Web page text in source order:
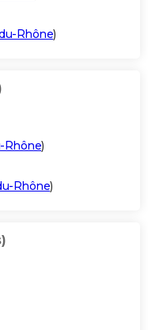
Rhône)
Rhône)
Rhône)